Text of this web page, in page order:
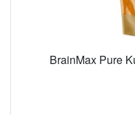
BrainMax Pure